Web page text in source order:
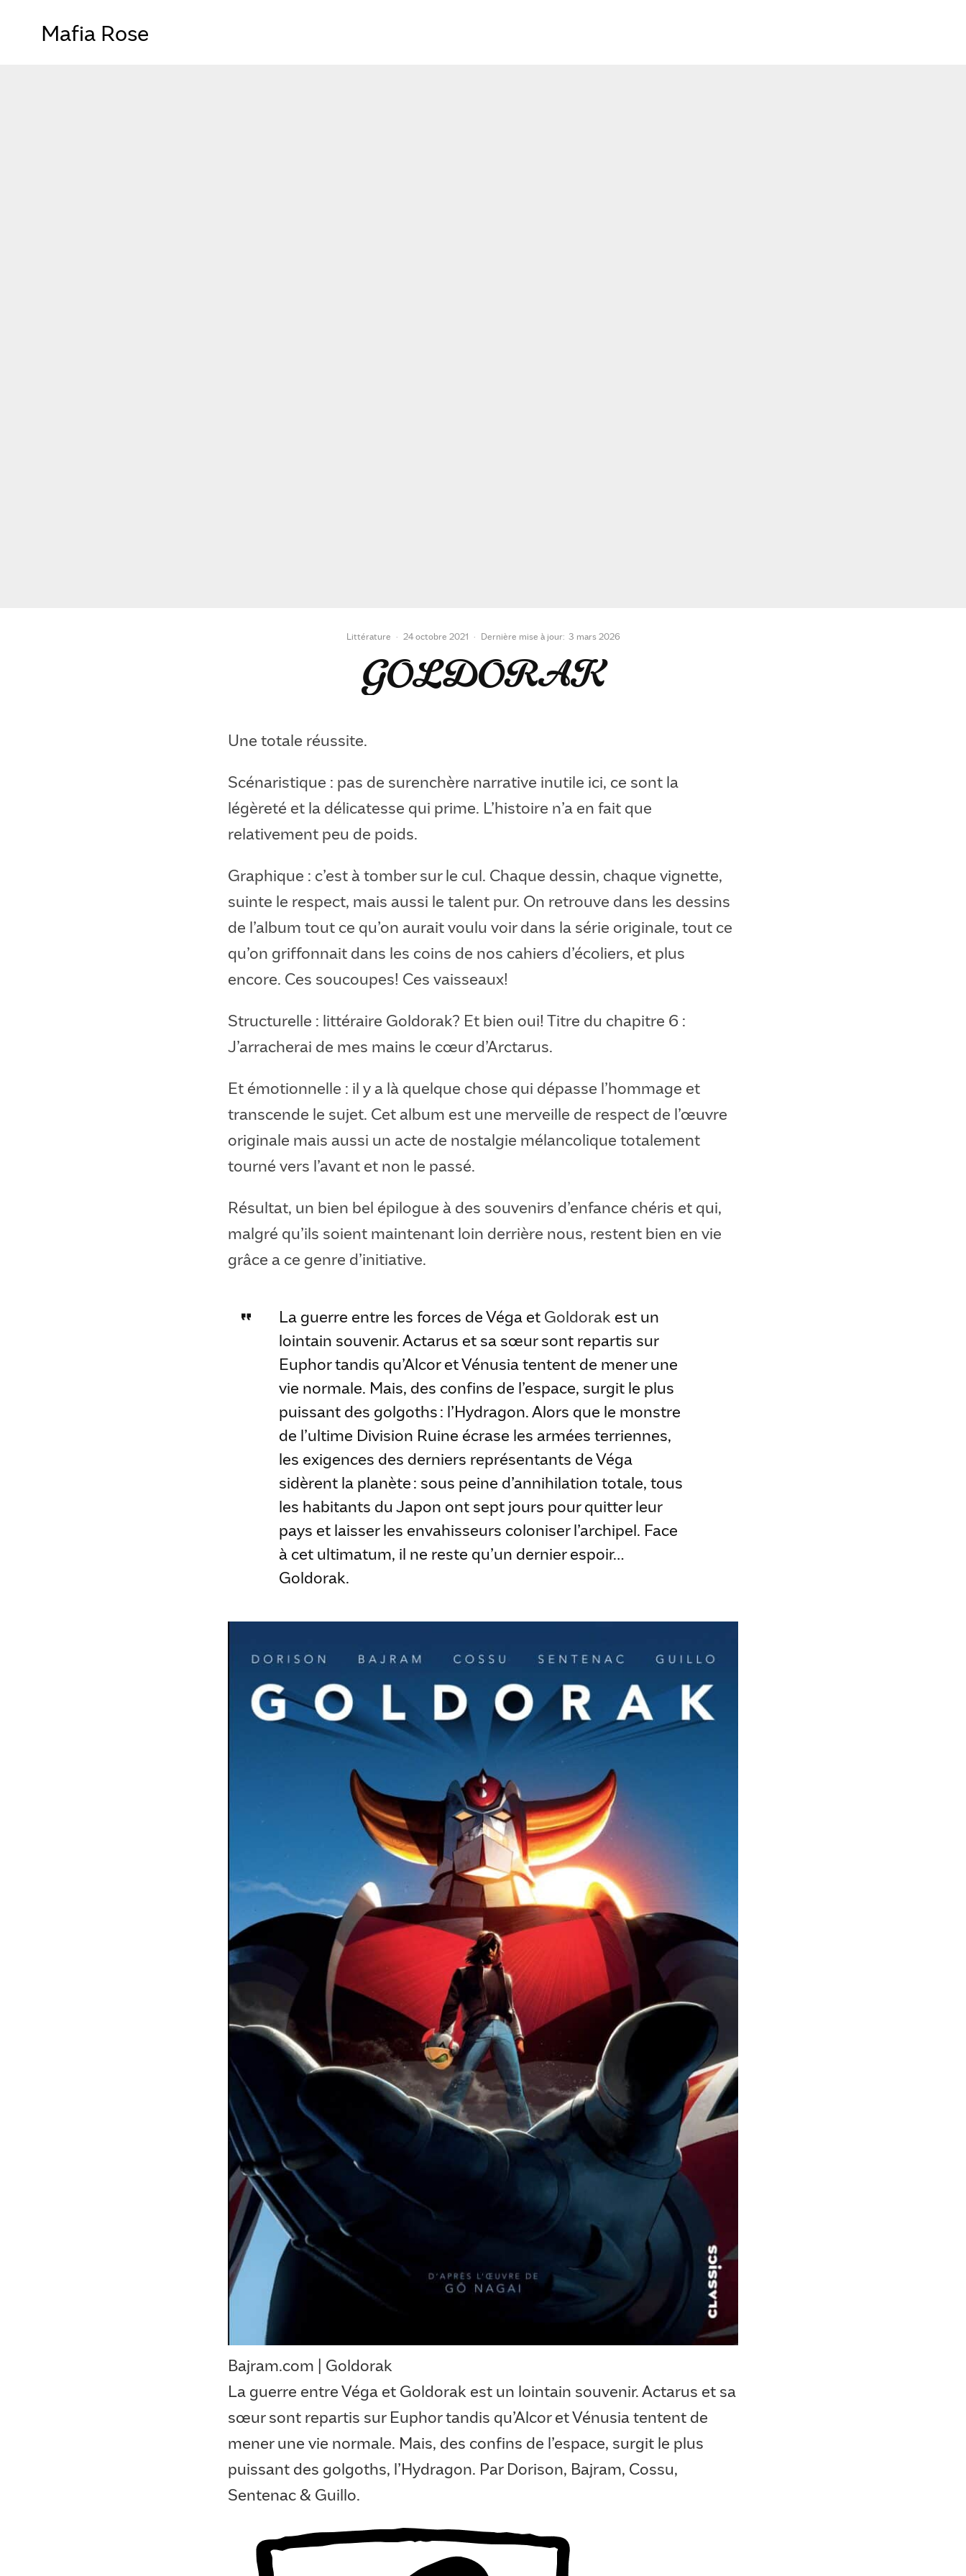
Mafia Rose
Littérature · 24 octobre 2021 · Dernière mise à jour: 3 mars 2026
GOLDORAK
Une totale réussite.
Scénaristique : pas de surenchère narrative inutile ici, ce sont la
légèreté et la délicatesse qui prime. L’histoire n’a en fait que
relativement peu de poids.
Graphique : c’est à tomber sur le cul. Chaque dessin, chaque vignette,
suinte le respect, mais aussi le talent pur. On retrouve dans les dessins
de l’album tout ce qu’on aurait voulu voir dans la série originale, tout ce
qu’on griffonnait dans les coins de nos cahiers d’écoliers, et plus
encore. Ces soucoupes! Ces vaisseaux!
Structurelle : littéraire Goldorak? Et bien oui! Titre du chapitre 6 :
J’arracherai de mes mains le cœur d’Arctarus.
Et émotionnelle : il y a là quelque chose qui dépasse l’hommage et
transcende le sujet. Cet album est une merveille de respect de l’œuvre
originale mais aussi un acte de nostalgie mélancolique totalement
tourné vers l’avant et non le passé.
Résultat, un bien bel épilogue à des souvenirs d’enfance chéris et qui,
malgré qu’ils soient maintenant loin derrière nous, restent bien en vie
grâce a ce genre d’initiative.
La guerre entre les forces de Véga et Goldorak est un
lointain souvenir. Actarus et sa sœur sont repartis sur
Euphor tandis qu’Alcor et Vénusia tentent de mener une
vie normale. Mais, des confins de l’espace, surgit le plus
puissant des golgoths : l’Hydragon. Alors que le monstre
de l’ultime Division Ruine écrase les armées terriennes,
les exigences des derniers représentants de Véga
sidèrent la planète : sous peine d’annihilation totale, tous
les habitants du Japon ont sept jours pour quitter leur
pays et laisser les envahisseurs coloniser l’archipel. Face
à cet ultimatum, il ne reste qu’un dernier espoir…
Goldorak.
Bajram.com | Goldorak
La guerre entre Véga et Goldorak est un lointain souvenir. Actarus et sa
sœur sont repartis sur Euphor tandis qu’Alcor et Vénusia tentent de
mener une vie normale. Mais, des confins de l’espace, surgit le plus
puissant des golgoths, l’Hydragon. Par Dorison, Bajram, Cossu,
Sentenac & Guillo.